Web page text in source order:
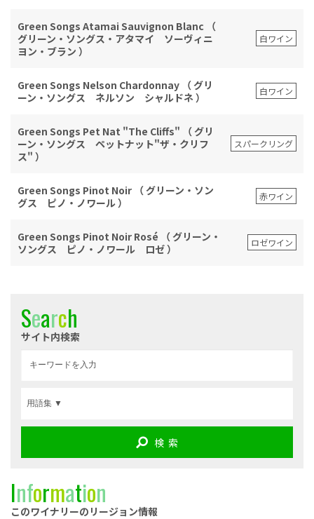
Green Songs Atamai Sauvignon Blanc （
グリーン・ソングス・アタマイ ソーヴィニ
ヨン・ブラン ）
白ワイン
Green Songs Nelson Chardonnay （ グリ
ーン・ソングス ネルソン シャルドネ ）
白ワイン
Green Songs Pet Nat "The Cliffs" （ グリ
ーン・ソングス ペットナット"ザ・クリフ
ス" ）
スパークリング
Green Songs Pinot Noir （ グリーン・ソン
グス ピノ・ノワール ）
赤ワイン
Green Songs Pinot Noir Rosé （ グリーン・
ソングス ピノ・ノワール ロゼ ）
ロゼワイン
Search
サイト内検索
検 索
Information
このワイナリーのリージョン情報